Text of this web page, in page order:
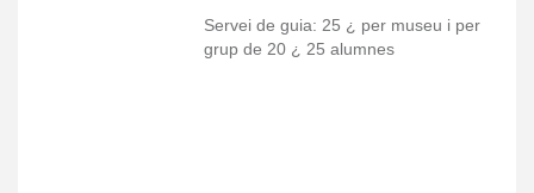
Servei de guia: 25 ¿ per museu i per
grup de 20 ¿ 25 alumnes